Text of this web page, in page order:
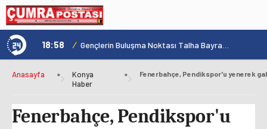
Konya'nın Zengin Mutfağı GastroFest'te Tanıtılacak 18:58 /
Anasayfa »
Konya
Haber
»
Fenerbahçe, Pendikspor'u